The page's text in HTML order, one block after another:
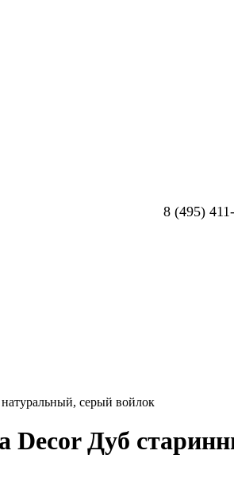
8 (495)
серый войлок
Decor Дуб